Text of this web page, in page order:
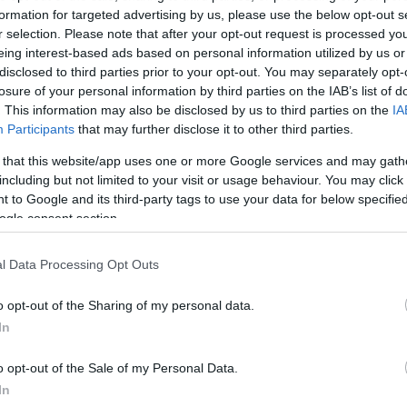
for targeted advertising by us, please use the below opt-out
selection. Please note that after your opt-out request is processed
interest-based ads based on personal information utilized by us
to third parties prior to your opt-out. You may separately
of your personal information by third parties on the IAB’s list of
This information may also be disclosed by us to third parties on the
Participants that may further disclose it to other third parties.
that this website/app uses one or more Google services and may
but not limited to your visit or usage behaviour. You may
to Google and its third-party tags to use your data for below
consent section.
Data Processing Opt Outs
opt-out of the Sharing of my personal data.
opt-out of the Sale of my Personal Data.
στα κιλά της» είπε η κόρη της.
ότι η γυναίκα δεν ένιωθε καλά μετά την
αλλά και δύσπνοια ωστόσο πήρε εξιτήριο 3 ημέρες
Κάρπαθο. Η επιβάρυνση της υγείας της, την
χειρουργός της είχε τρυπήσει το έντερο